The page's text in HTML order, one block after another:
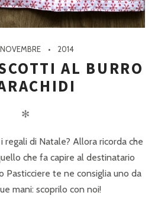
NOVEMBRE 2014
AL BURRO
✻
regali di Natale? Allora ricorda che
che fa capire al destinatario
Pasticciere te ne consiglia uno da
mani: scoprilo con noi!